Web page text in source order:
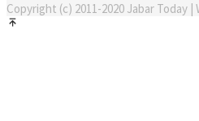
Copyright (c) 2011-2020 Jabar Today